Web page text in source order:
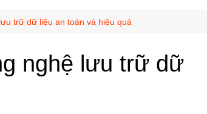
trữ dữ liệu an toàn và hiệu quả
nghệ lưu trữ dữ